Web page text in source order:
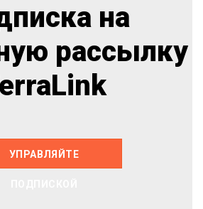
на
рассылку
УПРАВЛЯЙТЕ